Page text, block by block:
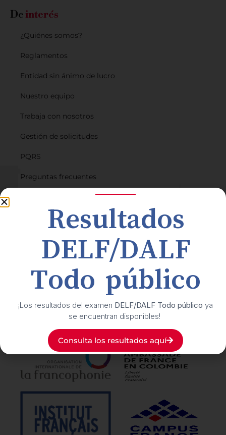
De interés
¿Quiénes somos?
Reglamentos
Entidad sin ánimo de lucro
Nuestro equipo
Trabaja con nosotros
Gestión de solicitudes
PQRS
Preguntas frecuentes
Planes de financiación
Buzón de transparencia y ética
Suscríbete a nuestro boletín cultural
Síguenosen nuestras redes sociales
Nuestrosaliados
Resultados
DELF/DALF
Todo público
¡Los resultados del examen DELF/DALF Todo público ya
se encuentran disponibles!
Consulta los resultados aquí